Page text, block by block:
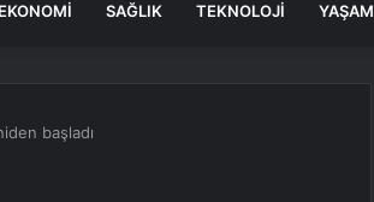
EKONOMI SAĞLIK TEKNOLOJI YAŞAM
başladı